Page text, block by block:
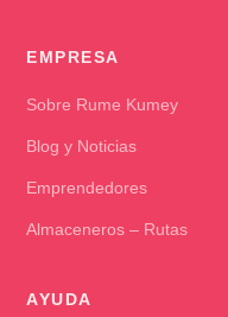
EMPRESA
Sobre Rume Kumey
Blog y Noticias
Emprendedores
Almaceneros – Rutas
AYUDA